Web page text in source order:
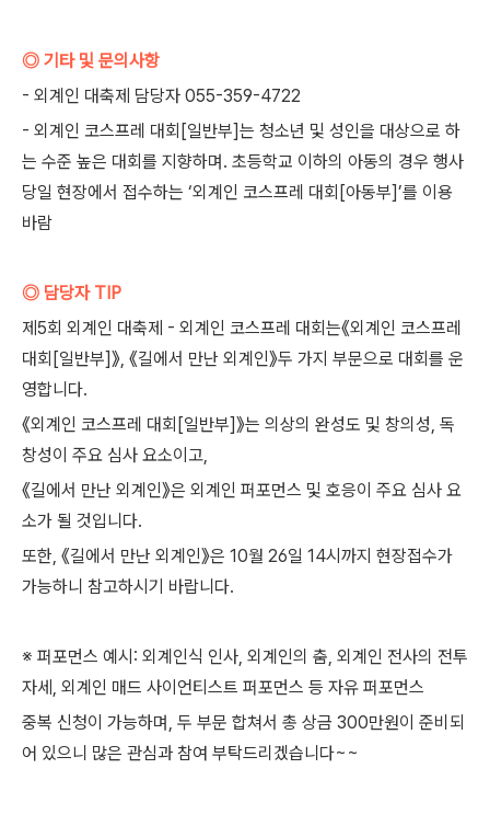
◎ 기타 및 문의사항
- 외계인 대축제 담당자 055-359-4722
- 외계인 코스프레 대회[일반부]는 청소년 및 성인을 대상으로 하
는 수준 높은 대회를 지향하며. 초등학교 이하의 아동의 경우 행사
당일 현장에서 접수하는 ‘외계인 코스프레 대회[아동부]’를 이용
바람
◎ 담당자 TIP
제5회 외계인 대축제 - 외계인 코스프레 대회는《외계인 코스프레
대회[일반부]》, 《길에서 만난 외계인》두 가지 부문으로 대회를 운
영합니다.
《외계인 코스프레 대회[일반부]》는 의상의 완성도 및 창의성, 독
창성이 주요 심사 요소이고,
《길에서 만난 외계인》은 외계인 퍼포먼스 및 호응이 주요 심사 요
소가 될 것입니다.
또한, 《길에서 만난 외계인》은 10월 26일 14시까지 현장접수가
가능하니 참고하시기 바랍니다.
※ 퍼포먼스 예시: 외계인식 인사, 외계인의 춤, 외계인 전사의 전투
자세, 외계인 매드 사이언티스트 퍼포먼스 등 자유 퍼포먼스
중복 신청이 가능하며, 두 부문 합쳐서 총 상금 300만원이 준비되
어 있으니 많은 관심과 참여 부탁드리겠습니다~~